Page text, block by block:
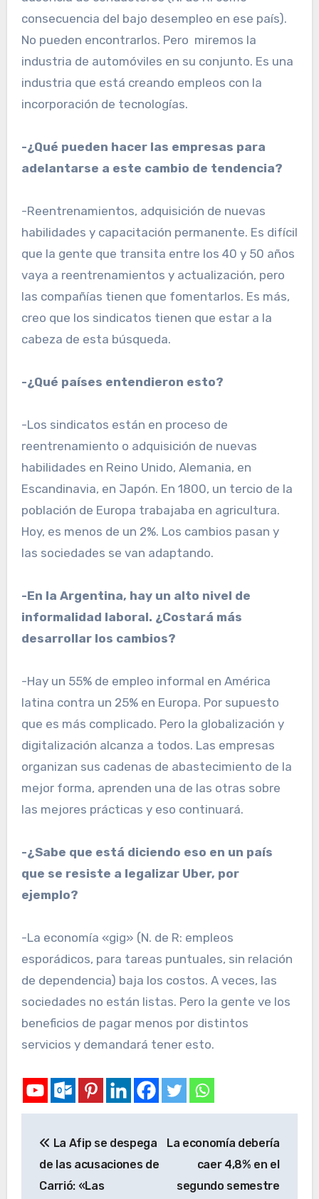
consecuencia del bajo desempleo en ese país).
No pueden encontrarlos. Pero miremos la
industria de automóviles en su conjunto. Es una
industria que está creando empleos con la
incorporación de tecnologías.
-¿Qué pueden hacer las empresas para
adelantarse a este cambio de tendencia?
-Reentrenamientos, adquisición de nuevas
habilidades y capacitación permanente. Es difícil
que la gente que transita entre los 40 y 50 años
vaya a reentrenamientos y actualización, pero
las compañías tienen que fomentarlos. Es más,
creo que los sindicatos tienen que estar a la
cabeza de esta búsqueda.
-¿Qué países entendieron esto?
-Los sindicatos están en proceso de
reentrenamiento o adquisición de nuevas
habilidades en Reino Unido, Alemania, en
Escandinavia, en Japón. En 1800, un tercio de la
población de Europa trabajaba en agricultura.
Hoy, es menos de un 2%. Los cambios pasan y
las sociedades se van adaptando.
-En la Argentina, hay un alto nivel de
informalidad laboral. ¿Costará más
desarrollar los cambios?
-Hay un 55% de empleo informal en América
latina contra un 25% en Europa. Por supuesto
que es más complicado. Pero la globalización y
digitalización alcanza a todos. Las empresas
organizan sus cadenas de abastecimiento de la
mejor forma, aprenden una de las otras sobre
las mejores prácticas y eso continuará.
-¿Sabe que está diciendo eso en un país
que se resiste a legalizar Uber, por
ejemplo?
-La economía «gig» (N. de R: empleos
esporádicos, para tareas puntuales, sin relación
de dependencia) baja los costos. A veces, las
sociedades no están listas. Pero la gente ve los
beneficios de pagar menos por distintos
servicios y demandará tener esto.
La Afip se despega
de las acusaciones de
Carrió: «Las
La economía debería
caer 4,8% en el
segundo semestre